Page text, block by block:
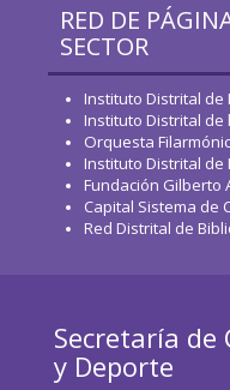
RED DE
SECTOR
Instituto Distrital de
Instituto Distrital de
Orquesta
Instituto Distrital de
Fundación Gilberto
Capital Sistema de
Red Distrital de
Secretaría de
y Deporte